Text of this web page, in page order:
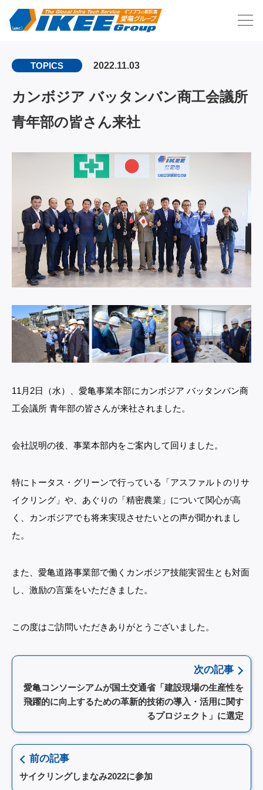
TOPICS 2022.11.03
カンボジア バッタンバン商工会議所
青年部の皆さん来社
11月2日（水）、愛亀事業本部にカンボジア バッタンバン商
工会議所 青年部の皆さんが来社されました。
会社説明の後、事業本部内をご案内して回りました。
特にトータス・グリーンで行っている「アスファルトのリサ
イクリング」や、あぐりの「精密農業」について関心が高
く、カンボジアでも将来実現させたいとの声が聞かれまし
た。
また、愛亀道路事業部で働くカンボジア技能実習生とも対面
し、激励の言葉をいただきました。
この度はご訪問いただきありがとうございました。
次の記事
愛亀コンソーシアムが国土交通省「建設現場の生産性を
飛躍的に向上するための革新的技術の導入・活用に関す
るプロジェクト」に選定
前の記事
サイクリングしまなみ2022に参加